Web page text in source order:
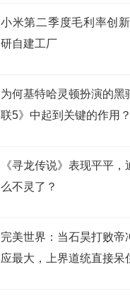
小米第二季度毛利率创
研自建工厂
为何基特哈灵顿扮演的黑
联5》中起到关键的作用？
《寻龙传说》表现平平
么不灵了？
完美世界：当石昊打败帝
应最大，上界道统直接呆